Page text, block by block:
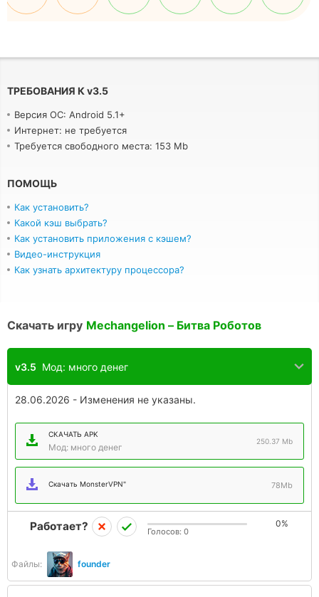
ТРЕБОВАНИЯ К v3.5
Версия ОС: Android 5.1+
Интернет: не требуется
Требуется свободного места: 153 Mb
ПОМОЩЬ
Как установить?
Какой кэш выбрать?
Как установить приложения с кэшем?
Видео-инструкция
Как узнать архитектуру процессора?
Скачать игру Mechangelion – Битва Роботов
v3.5 Мод: много денег
28.06.2026 - Изменения не указаны.
СКАЧАТЬ APK
Мод: много денег
250.37 Mb
Скачать MonsterVPN" 78Mb
Файлы: founder
Работает? 0%
Голосов: 0